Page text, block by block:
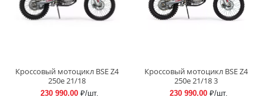
Кроссовый мотоцикл BSE Z4
250e 21/18
230 990.00 ₽/шт.
Кроссовый мотоцикл BSE Z4
250e 21/18 3
230 990.00 ₽/шт.